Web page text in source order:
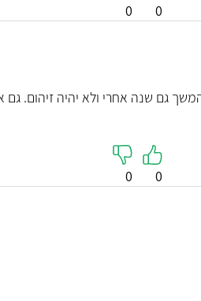
0
0
גם שנה אחרי ולא יהיה זיהום. גם
0
0